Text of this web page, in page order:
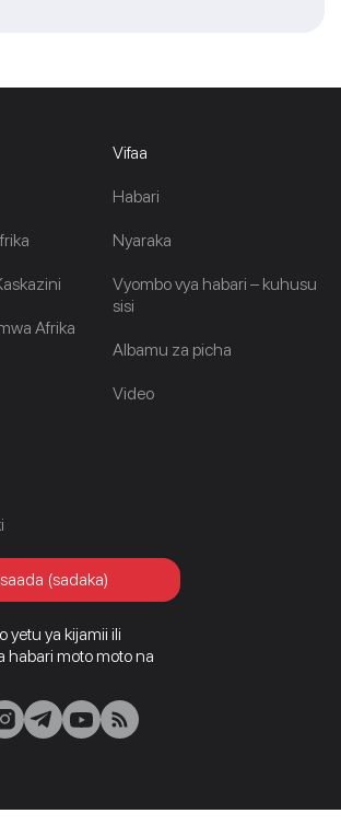
Afrika
Vifaa
Habari
Nyaraka
Vyombo vya habari – kuhusu
sisi
Albamu za picha
Video
(sadaka)
yetu ya kijamii ili
habari moto moto na